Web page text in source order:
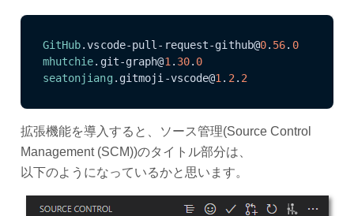
GitHub.vscode-pull-request-github@0. 56. 0
mhutchie.git-graph@1 . 30. 0
seatonjiang .gitmoji-vscode@1 . 2. 2
拡張機能を導入すると、ソース管理(Source Control
Management (SCM))のタイトル部分は、
以下のようになっているかと思います。